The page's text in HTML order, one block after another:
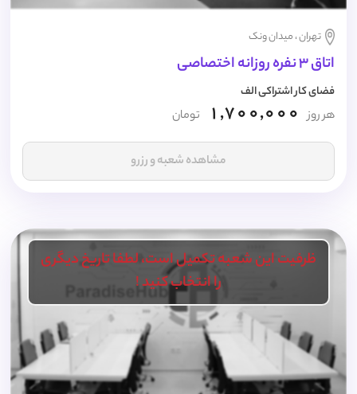
تهران ، میدان ونک
اتاق 3 نفره روزانه اختصاصی
فضای کار اشتراکی الف
هر روز 1,700,000 تومان
مشاهده شعبه و رزرو
ظرفیت این شعبه تکمیل است، لطفا تاریخ دیگری
را انتخاب کنید !